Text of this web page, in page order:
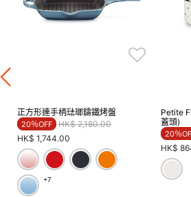
正方形連手柄琺瑯鑄鐵烤盤
20％OFF Price reduced from
HK$ 2,180.00to
HK$ 1,744.00
+7
Petite
蓋頭)
20％
HK$